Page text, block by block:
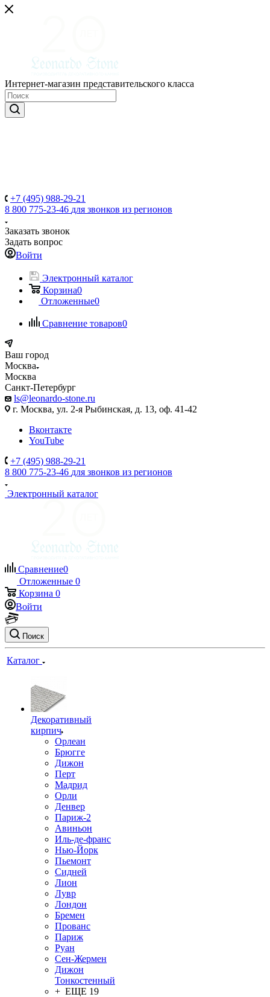
Интернет-магазин представительского класса
+7 (495) 988-29-21
8 800 775-23-46 для звонков из регионов
Заказать звонок
Задать вопрос
Войти
Электронный каталог
Корзина0
Отложенные0
Сравнение товаров0
Ваш город
Москва
Москва
Санкт-Петербург
ls@leonardo-stone.ru
г. Москва, ул. 2-я Рыбинская, д. 13, оф. 41-42
Вконтакте
YouTube
+7 (495) 988-29-21
8 800 775-23-46 для звонков из регионов
Электронный каталог
Сравнение0
Отложенные 0
Корзина 0
Войти
Поиск
Каталог
Декоративный
кирпич
Орлеан
Брюгге
Дижон
Перт
Мадрид
Орли
Денвер
Париж-2
Авиньон
Иль-де-франс
Нью-Йорк
Пьемонт
Сидней
Лион
Лувр
Лондон
Бремен
Прованс
Париж
Руан
Сен-Жермен
Дижон
Тонкостенный
+ ЕЩЕ 19